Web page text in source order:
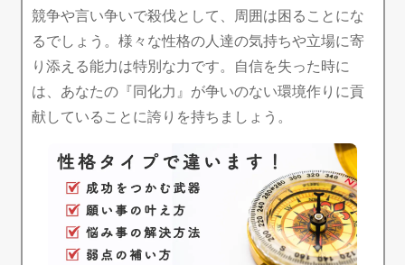
競争や言い争いで殺伐として、周囲は困ることにな
るでしょう。様々な性格の人達の気持ちや立場に寄
り添える能力は特別な力です。自信を失った時に
は、あなたの『同化力』が争いのない環境作りに貢
献していることに誇りを持ちましょう。